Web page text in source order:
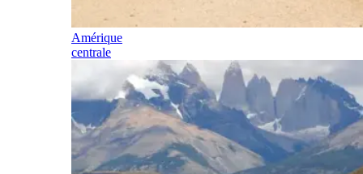
Amérique
centrale